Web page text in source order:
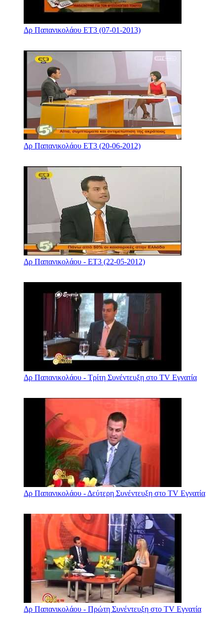
Δρ Παπανικολάου ΕΤ3 (07-01-2013)
Δρ Παπανικολάου ΕΤ3 (20-06-2012)
Δρ Παπανικολάου - ΕΤ3 (22-05-2012)
Δρ Παπανικολάου - Τρίτη Συνέντευξη στο TV Εγνατία
Δρ Παπανικολάου - Δεύτερη Συνέντευξη στο TV Εγνατία
Δρ Παπανικολάου - Πρώτη Συνέντευξη στο TV Εγνατία